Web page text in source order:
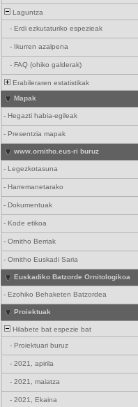
Laguntza
- Erdi ezkutaturiko espezieak
- Ikurren azalpena
- FAQ (ohiko galderak)
Erabileraren estatistikak
Mapak
- Hegazti habia-egileak
- Presentzia mapak
www.ornitho.eus-ri buruz
- Legezkotasuna
- Harremanetarako
- Dokumentuak
- Kode etikoa
- Ornitho Berriak
- Ornitho Euskadi Saria
Euskadiko Batzorde Ornitologikoa
- Ezohiko Behaketen Batzordea
Proiektuak
Hilabete bat espezie bat
- Proiektuari buruz
- 2021, apirila
- 2021, maiatza
- 2021, Ekaina